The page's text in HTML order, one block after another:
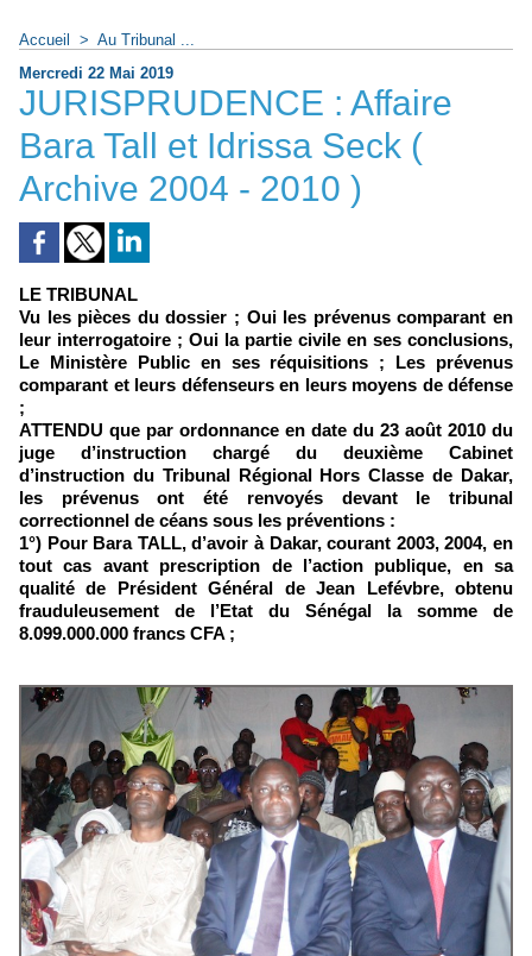
Accueil > Au Tribunal ...
Mercredi 22 Mai 2019
JURISPRUDENCE : Affaire
Bara Tall et Idrissa Seck (
Archive 2004 - 2010 )
LE TRIBUNAL
Vu les pièces du dossier ; Oui les prévenus comparant en
leur interrogatoire ; Oui la partie civile en ses conclusions,
Le Ministère Public en ses réquisitions ; Les prévenus
comparant et leurs défenseurs en leurs moyens de défense
;
ATTENDU que par ordonnance en date du 23 août 2010 du
juge d’instruction chargé du deuxième Cabinet
d’instruction du Tribunal Régional Hors Classe de Dakar,
les prévenus ont été renvoyés devant le tribunal
correctionnel de céans sous les préventions :
1°) Pour Bara TALL, d’avoir à Dakar, courant 2003, 2004, en
tout cas avant prescription de l’action publique, en sa
qualité de Président Général de Jean Lefévbre, obtenu
frauduleusement de l’Etat du Sénégal la somme de
8.099.000.000 francs CFA ;